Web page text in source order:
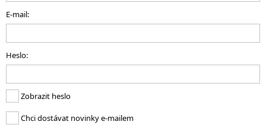
E-mail:
Heslo:
Zobrazit heslo
Chci dostávat novinky e-mailem